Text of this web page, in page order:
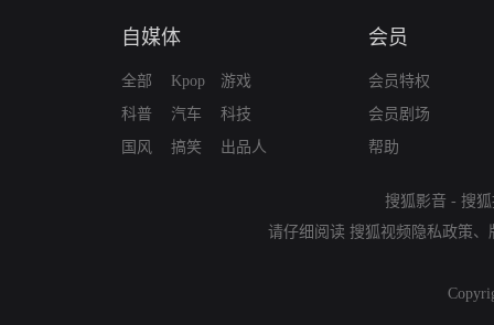
自媒体
全部
科普
国风
Kpop
汽车
搞笑
游戏
科技
出品人
会员
会员特权
会员剧场
帮助
搜狐影音 - 搜
请仔细阅读 搜狐视频隐私政策、